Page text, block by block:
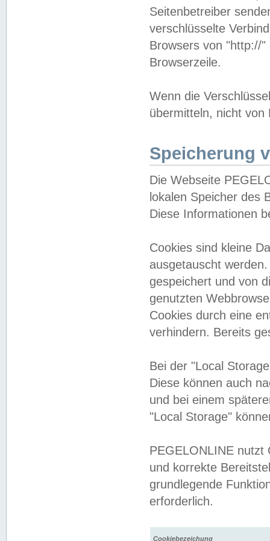
Seitenbetreiber
verschlüsselte
Browsers von "http://
Browserzeile.
Wenn die
übermitteln, nicht von
Speicherung
Die Webseite
lokalen Speicher des
Diese Informationen
Cookies sind kleine
ausgetauscht
gespeichert und von
genutzten
Cookies durch eine
verhindern. Bereits
Bei der "Local
Diese können auch
und bei einem
"Local Storage"
PEGELONLINE nutzt
und korrekte
grundlegende
erforderlich.
Cookiebezeichung